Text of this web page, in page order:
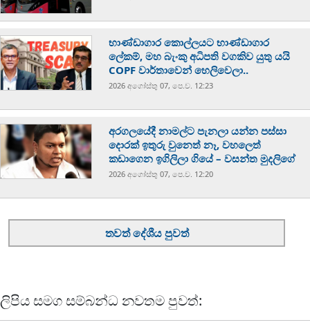
භාණ්ඩාගාර කොල්ලයට භාණ්ඩාගාර
ලේකම්, මහ බැංකු අධිපති වගකිව යුතු යයි
COPF වාර්තාවෙන් හෙලිවෙලා..
2026 අගෝස්‍තු 07, පෙ.ව. 12:23
අරගලයේදී නාමල්ට පැනලා යන්න පස්ස‍ා
දොරක් ඉතුරු වුනෙත් නෑ, වහලෙත්
කඩාගෙන ඉගිලිලා ගියේ – වසන්ත මුදලිගේ
2026 අගෝස්‍තු 07, පෙ.ව. 12:20
තවත් දේශීය පුවත්
ලිපිය සමග සම්බන්ධ නවතම පුවත්: